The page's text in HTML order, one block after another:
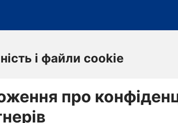
і файли cookie
про